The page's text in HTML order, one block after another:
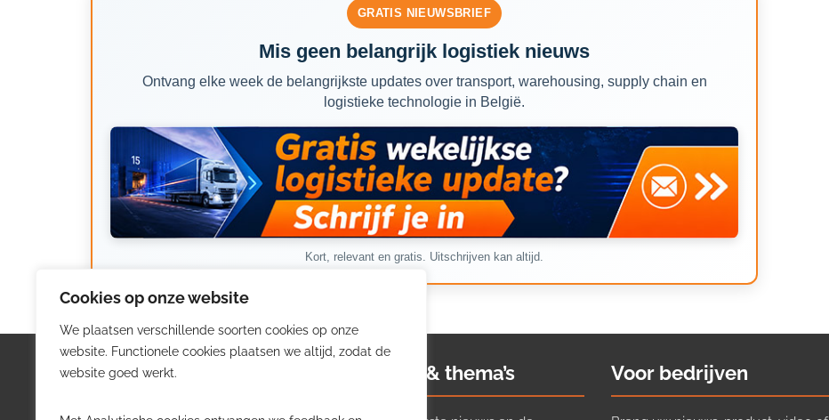
Cookies op onze website
We plaatsen verschillende soorten cookies op onze
website. Functionele cookies plaatsen we altijd, zodat de
website goed werkt.
GRATIS NIEUWSBRIEF
Mis geen belangrijk logistiek nieuws
Ontvang elke week de belangrijkste updates over transport, warehousing, supply chain en
logistieke technologie in België.
Kort, relevant en gratis. Uitschrijven kan altijd.
Logistiek.be Nieuws & thema’s Voor bedrijven